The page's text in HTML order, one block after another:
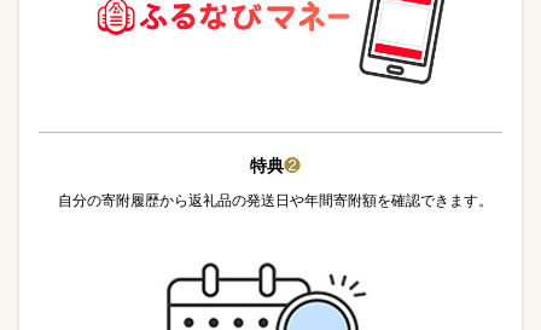
特典❷
自分の寄附履歴から返礼品の発送日や年間寄附額を確認できます。